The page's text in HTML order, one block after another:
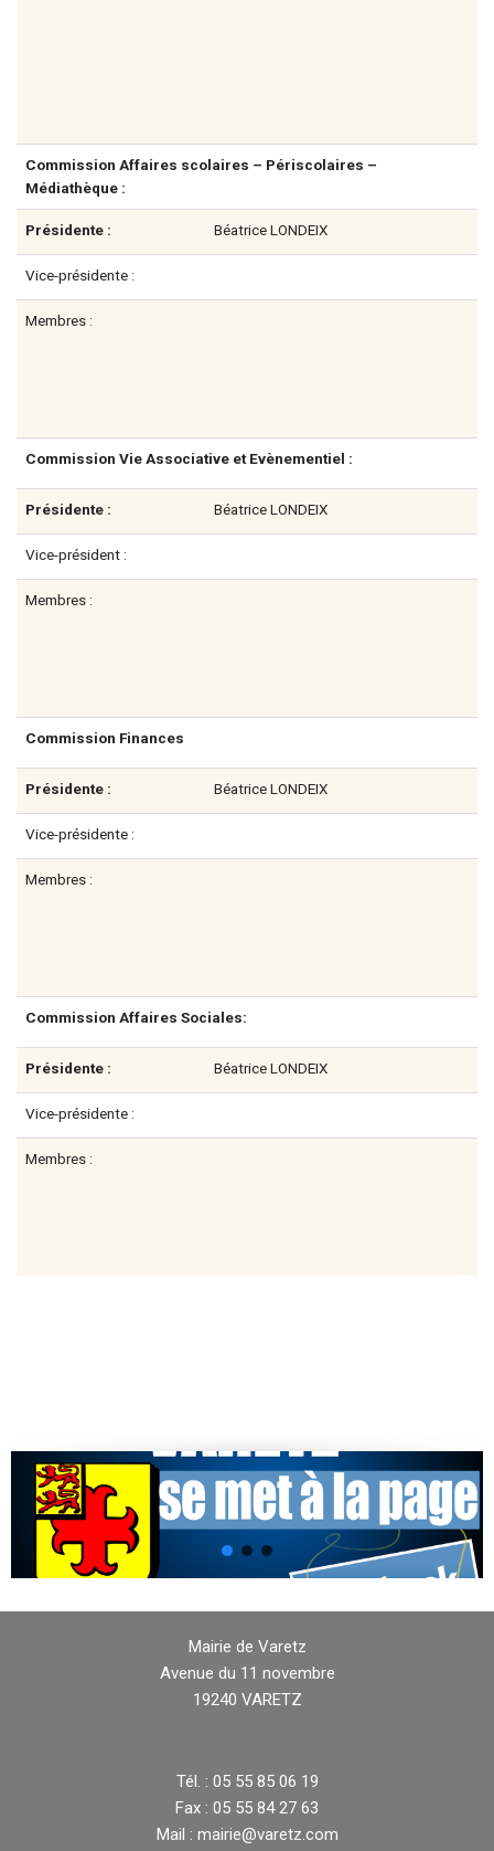
Commission Affaires scolaires – Périscolaires –
Médiathèque :
Présidente : Béatrice LONDEIX
Vice-présidente :
Membres :
Commission Vie Associative et Evènementiel :
Présidente : Béatrice LONDEIX
Vice-président :
Membres :
Commission Finances
Présidente : Béatrice LONDEIX
Vice-présidente :
Membres :
Commission Affaires Sociales:
Présidente : Béatrice LONDEIX
Vice-présidente :
Membres :
Mairie de Varetz
Avenue du 11 novembre
19240 VARETZ
Tél. : 05 55 85 06 19
Fax : 05 55 84 27 63
Mail : mairie@varetz.com